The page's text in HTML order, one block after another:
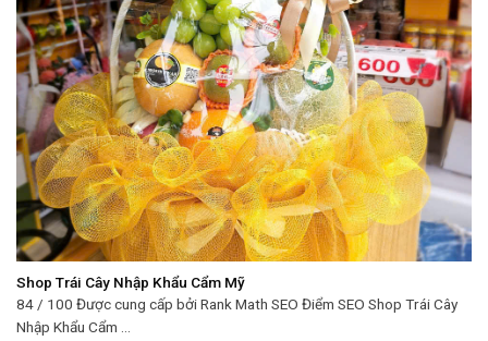
Shop Trái Cây Nhập Khẩu Cẩm Mỹ
84 / 100 Được cung cấp bởi Rank Math SEO Điểm SEO Shop Trái Cây
Nhập Khẩu Cẩm ...